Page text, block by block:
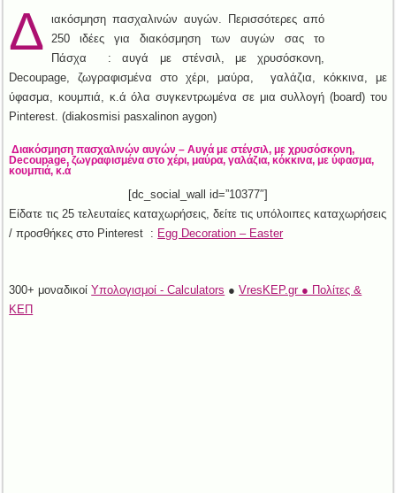
Δ
ιακόσμηση πασχαλινών αυγών. Περισσότερες από
250 ιδέες για διακόσμηση των αυγών σας το
Πάσχα : αυγά με στένσιλ, με χρυσόσκονη,
Decoupage, ζωγραφισμένα στο χέρι, μαύρα, γαλάζια, κόκκινα, με
ύφασμα, κουμπιά, κ.ά όλα συγκεντρωμένα σε μια συλλογή (board) του
Pinterest. (diakosmisi pasxalinon aygon)
Διακόσμηση πασχαλινών αυγών – Αυγά με στένσιλ, με χρυσόσκονη,
Decoupage, ζωγραφισμένα στο χέρι, μαύρα, γαλάζια, κόκκινα, με ύφασμα,
κουμπιά, κ.ά
[dc_social_wall id=”10377″]
Είδατε τις 25 τελευταίες καταχωρήσεις, δείτε τις υπόλοιπες καταχωρήσεις
/ προσθήκες στο Pinterest : Egg Decoration – Easter
300+ μοναδικοίΥπολογισμοί - Calculators ●VresKEP.gr ● Πολίτες &
ΚΕΠ